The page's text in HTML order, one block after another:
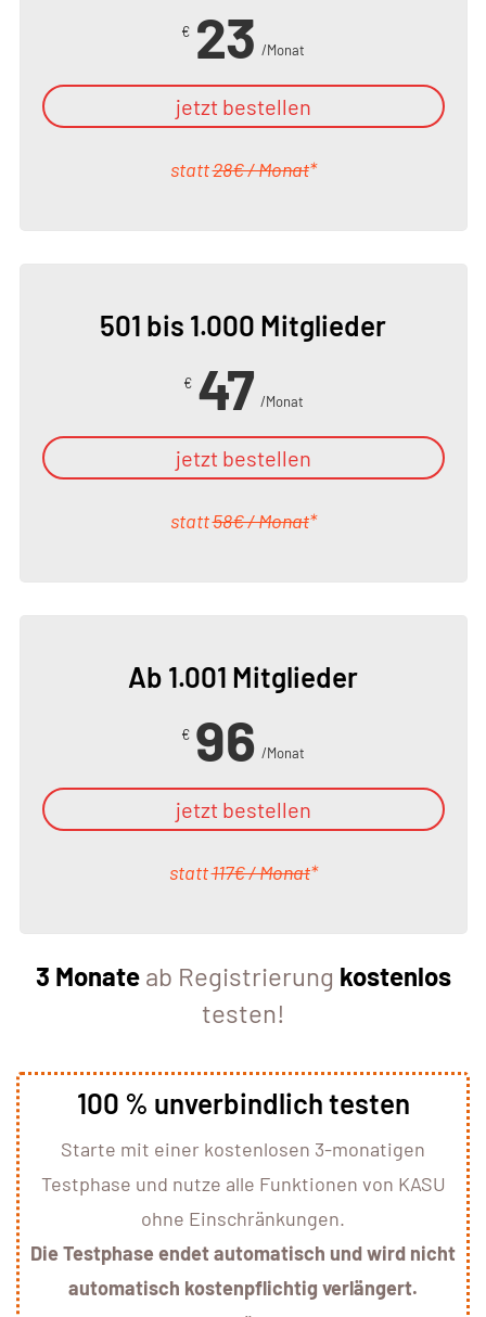
€ 23 /Monat
jetzt bestellen
statt28€ / Monat*
501 bis 1.000 Mitglieder
€ 47 /Monat
jetzt bestellen
statt58€ / Monat*
Ab 1.001 Mitglieder
€ 96 /Monat
jetzt bestellen
statt117€ / Monat*
3 Monateab Registrierung kostenlos
testen!
100 % unverbindlich testen
Starte mit einer kostenlosen 3-monatigen
Testphase und nutze alle Funktionen von KASU
ohne Einschränkungen.
Die Testphase endet automatisch und wird nicht
automatisch kostenpflichtig verlängert.